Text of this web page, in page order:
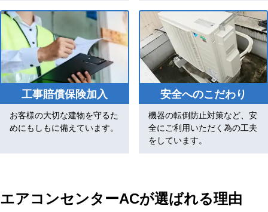
工事賠償保険加入
お客様の大切な建物を守るた
めにもしもに備えています。
安全へのこだわり
機器の転倒防止対策など、安
全にご利用いただく為の工夫
をしています。
エアコンセンターACが選ばれる理由